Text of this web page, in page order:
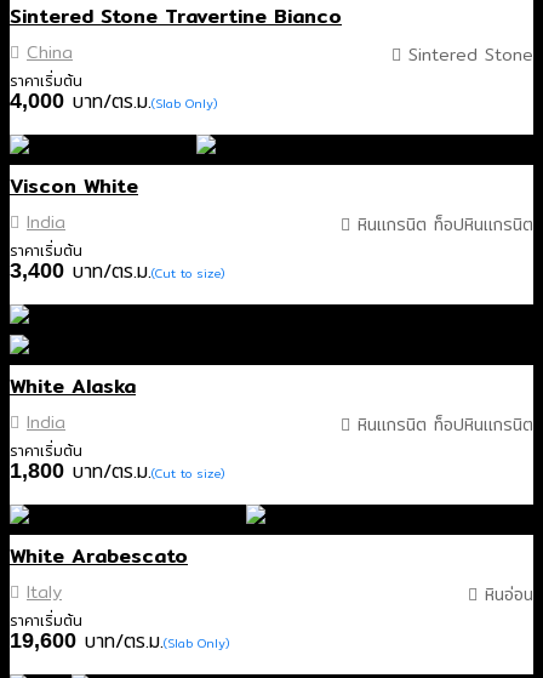
Sintered Stone
Sintered Stone Travertine Bianco
China
ราคาเริ่มต้น
4,000 บาท/ตร.ม.(Slab Only)
หินแกรนิต ท็อปหินแกรนิต
Viscon White
India
ราคาเริ่มต้น
3,400 บาท/ตร.ม.(Cut to size)
หินแกรนิต ท็อปหินแกรนิต
White Alaska
India
ราคาเริ่มต้น
1,800 บาท/ตร.ม.(Cut to size)
หินอ่อน
White Arabescato
Italy
ราคาเริ่มต้น
19,600 บาท/ตร.ม.(Slab Only)